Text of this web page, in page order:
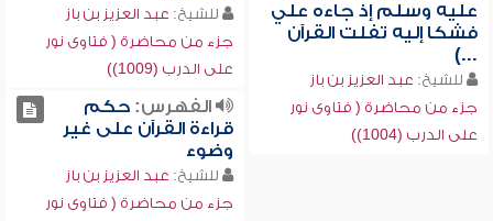
عليه وسلم إذ جاءه علي
فشكا إليه تفلت القرآن
...)
للشيخ: عبد العزيز بن باز
جزء من محاضرة ( فتاوى نور
على الدرب (1004))
للشيخ: عبد العزيز بن باز
جزء من محاضرة ( فتاوى نور
على الدرب (1009))
الفهرس:حكم
قراءة القرآن على غير
وضوء
للشيخ: عبد العزيز بن باز
جزء من محاضرة ( فتاوى نور